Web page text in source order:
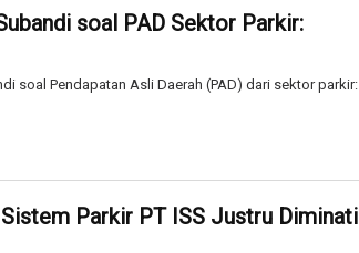
soal PAD Sektor Parkir:
soal Pendapatan Asli Daerah (PAD) dari sektor parkir:
Parkir PT ISS Justru Diminati